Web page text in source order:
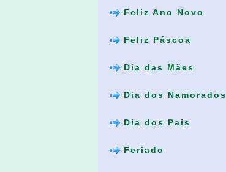
Feliz Ano Novo
Feliz Páscoa
Dia das Mães
Dia dos Namorados
Dia dos Pais
Feriado